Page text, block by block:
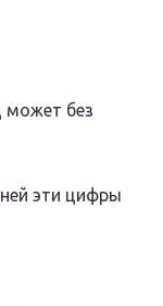
может без
эти цифры